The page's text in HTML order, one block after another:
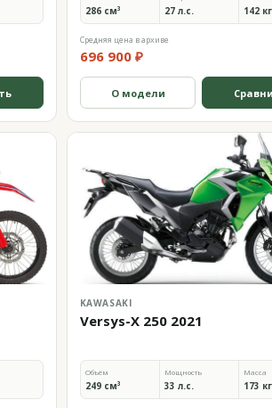
286 см³ 27 л.с. 142 кг
Средняя цена в архиве
696 900 ₽
О модели
KAWASAKI
Versys-X 250 2021
Объём
249 см³
Мощность
33 л.с.
Масса
173 кг